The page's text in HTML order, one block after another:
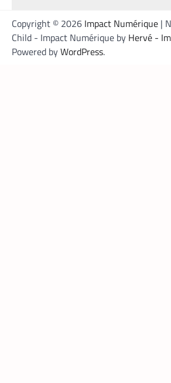
Copyright © 2026 Impact Numérique |
Child - Impact Numérique by Hervé -
Powered byWordPress.